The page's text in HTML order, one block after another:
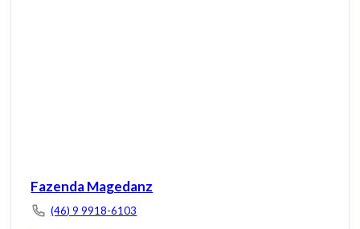
Fazenda Magedanz
(46) 9 9918-6103